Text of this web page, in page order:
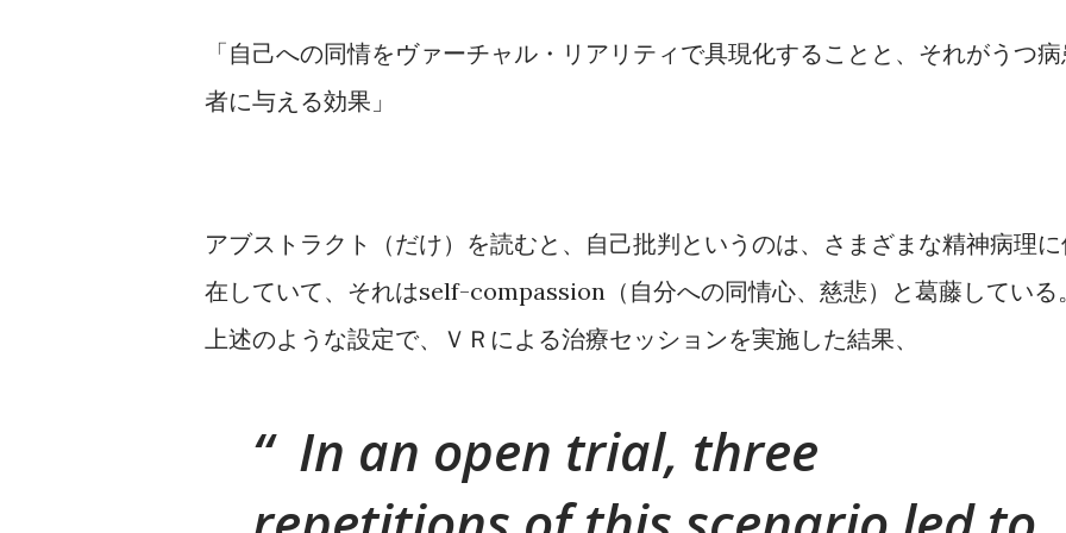
「自己への同情をヴァーチャル・リアリティで具現化することと、それがうつ病
者に与える効果」
アブストラクト（だけ）を読むと、自己批判というのは、さまざまな精神病理に
在していて、それはself-compassion（自分への同情心、慈悲）と葛藤している。
上述のような設定で、ＶＲによる治療セッションを実施した結果、
In an open trial, three